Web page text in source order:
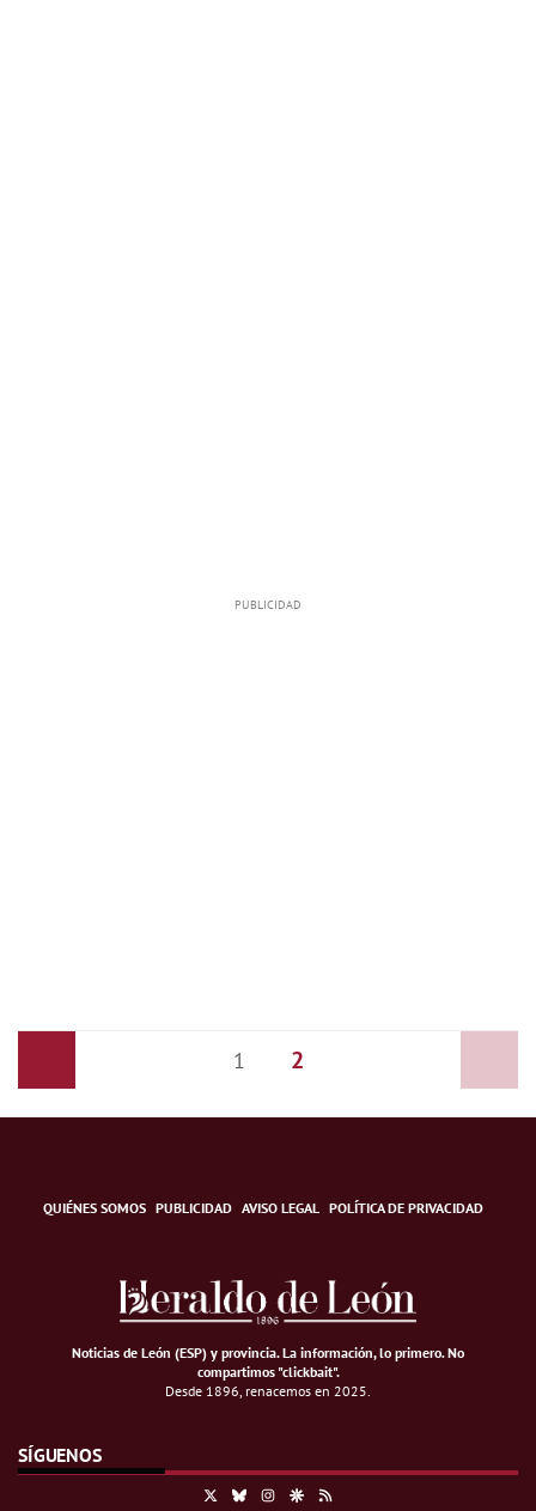
1 2
QUIÉNES SOMOS PUBLICIDAD AVISO LEGAL POLÍTICA DE PRIVACIDAD
Noticias de León (ESP) y provincia. La información, lo primero.No
compartimos "clickbait".
Desde 1896, renacemos en 2025.
SÍGUENOS
BlueskyInstagramGoogle Discover